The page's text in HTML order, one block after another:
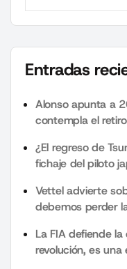
Entradas
Alonso apunta a
contempla el
¿El regreso de
fichaje del piloto
Vettel advierte
debemos perder
La FIA defiende
revolución, es una